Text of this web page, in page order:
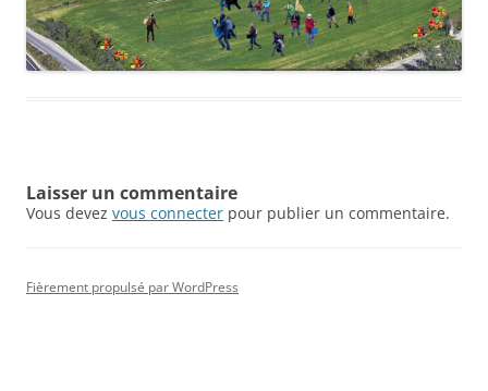
Laisser un commentaire
Vous devez vous connecter pour publier un commentaire.
Fièrement propulsé par WordPress